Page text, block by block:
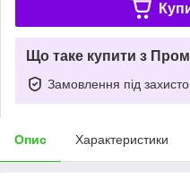
Що таке купити з
Замовлення під
Опис Характеристики